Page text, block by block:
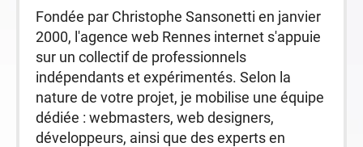
Fondée par Christophe Sansonetti en janvier
2000, l'agence web Rennes internet s'appuie
sur un collectif de professionnels
indépendants et expérimentés. Selon la
nature de votre projet, je mobilise une équipe
dédiée : webmasters, web designers,
développeurs, ainsi que des experts en